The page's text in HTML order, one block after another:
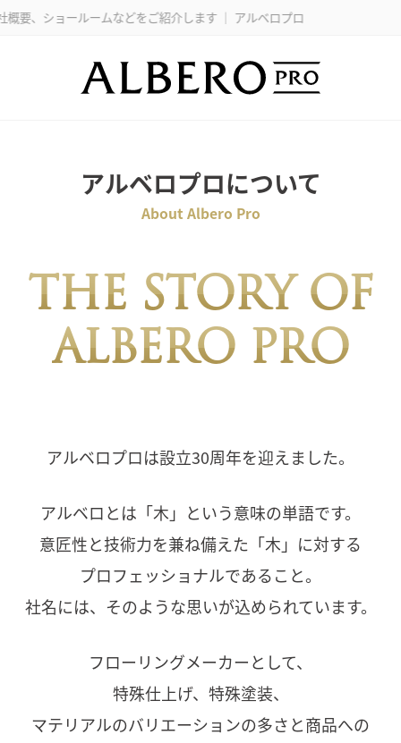
ルームなどをご紹介します ｜ アルベロプロ
アルベロプロについて
About Albero Pro
THE STORY OF
ALBERO PRO
アルベロプロは設立30周年を迎えました。
アルベロとは「木」という意味の単語です。
意匠性と技術力を兼ね備えた「木」に対する
プロフェッショナルであること。
社名には、そのような思いが込められています。
フローリングメーカーとして、
特殊仕上げ、特殊塗装、
マテリアルのバリエーションの多さと商品への